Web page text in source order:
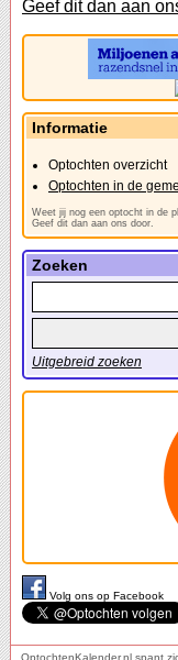
Geef dit dan aan
Informatie
Optochten overzicht
Optochten in de
Weet jij nog een optocht in de
Geef dit dan aan ons door.
Zoeken
Uitgebreid zoeken
Volg ons op Facebook
OptochtenKalender.nl spant